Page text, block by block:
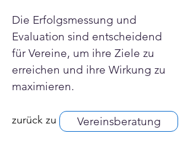
Die Erfolgsmessung und
Evaluation sind entscheidend
für Vereine, um ihre Ziele zu
erreichen und ihre Wirkung zu
maximieren.
zurück zu Vereinsberatung